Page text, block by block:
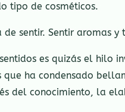
tipo de cosméticos.
de sentir. Sentir aromas
es quizás el hilo
que ha condensado
del conocimiento, la